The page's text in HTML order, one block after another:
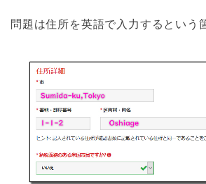
問題は住所を英語で入力するという